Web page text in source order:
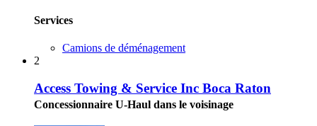
Services
Camions de déménagement
2
Access Towing & Service Inc Boca Raton
Concessionnaire U-Haul dans le voisinage